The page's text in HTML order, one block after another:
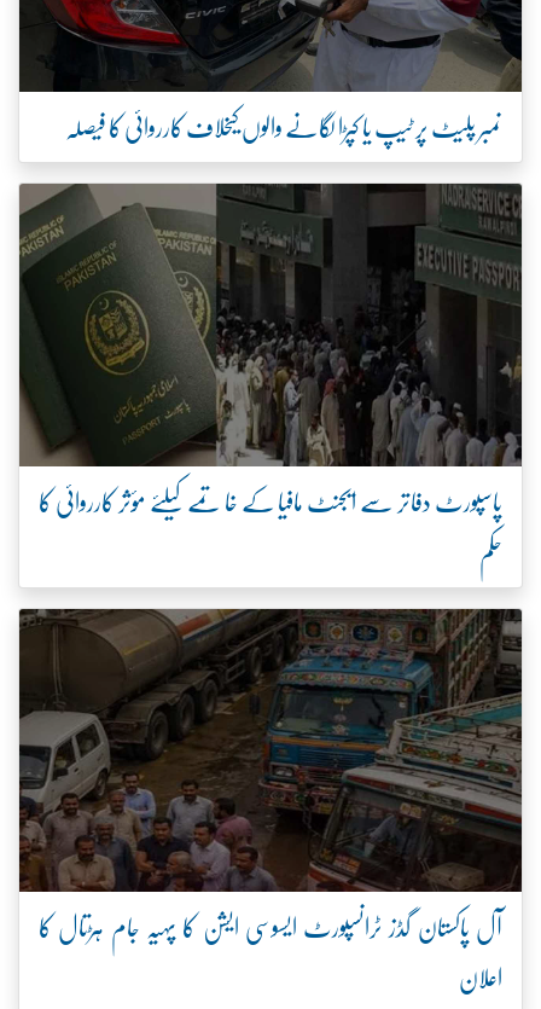
نمبر پلیٹ پر ٹیپ یا کپڑا لگانے والوں کیخلاف کارروائی کا فیصلہ
پاسپورٹ دفاتر سے ایجنٹ مافیا کے خاتمے کیلئے مؤثر کارروائی کا
حکم
آل پاکستان گڈز ٹرانسپورٹ ایسوسی ایشن کا پہیہ جام ہڑتال کا
اعلان